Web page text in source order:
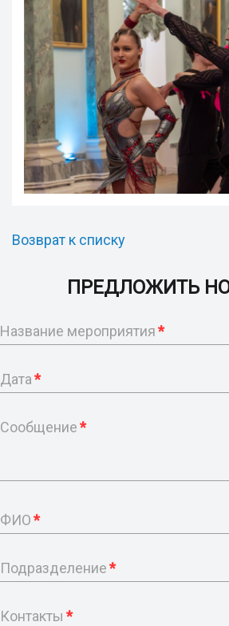
Возврат к списку
ПРЕДЛОЖИТЬ
Название мероприятия*
Дата*
Сообщение*
ФИО*
Подразделение*
Контакты *